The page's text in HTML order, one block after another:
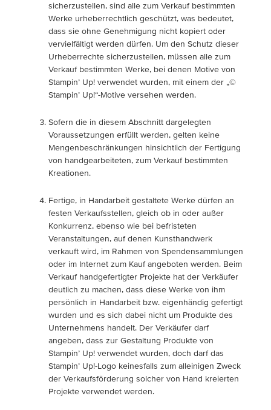
sicherzustellen, sind alle zum Verkauf bestimmten
Werke urheberrechtlich geschützt, was bedeutet,
dass sie ohne Genehmigung nicht kopiert oder
vervielfältigt werden dürfen. Um den Schutz dieser
Urheberrechte sicherzustellen, müssen alle zum
Verkauf bestimmten Werke, bei denen Motive von
Stampin’ Up! verwendet wurden, mit einem der „©
Stampin’ Up!“-Motive versehen werden.
Sofern die in diesem Abschnitt dargelegten
Voraussetzungen erfüllt werden, gelten keine
Mengenbeschränkungen hinsichtlich der Fertigung
von handgearbeiteten, zum Verkauf bestimmten
Kreationen.
Fertige, in Handarbeit gestaltete Werke dürfen an
festen Verkaufsstellen, gleich ob in oder außer
Konkurrenz, ebenso wie bei befristeten
Veranstaltungen, auf denen Kunsthandwerk
verkauft wird, im Rahmen von Spendensammlungen
oder im Internet zum Kauf angeboten werden. Beim
Verkauf handgefertigter Projekte hat der Verkäufer
deutlich zu machen, dass diese Werke von ihm
persönlich in Handarbeit bzw. eigenhändig gefertigt
wurden und es sich dabei nicht um Produkte des
Unternehmens handelt. Der Verkäufer darf
angeben, dass zur Gestaltung Produkte von
Stampin’ Up! verwendet wurden, doch darf das
Stampin’ Up!-Logo keinesfalls zum alleinigen Zweck
der Verkaufsförderung solcher von Hand kreierten
Projekte verwendet werden.